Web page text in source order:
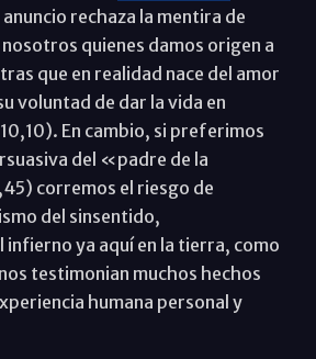
rechaza la mentira de
quienes damos origen a
que en realidad nace del amor
voluntad de dar la vida en
En cambio, si preferimos
del «padre de la
corremos el riesgo de
del sinsentido,
ya aquí en la tierra, como
testimonian muchos hechos
humana personal y